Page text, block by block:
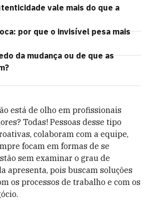
vale mais do que a
por que o invisível pesa mais
da mudança ou de que as
está de olho em profissionais
Todas! Pessoas desse tipo
colaboram com a equipe,
focam em formas de se
sem examinar o grau de
apresenta, pois buscam soluções
os processos de trabalho e com os